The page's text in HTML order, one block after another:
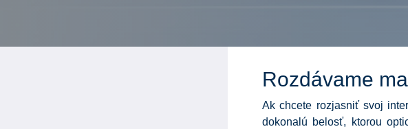
Rozdávame
Ak chcete rozjasniť svoj
dokonalú belosť, ktorou